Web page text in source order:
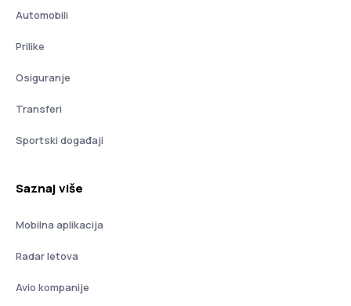
Automobili
Prilike
Osiguranje
Transferi
Sportski događaji
Saznaj više
Mobilna aplikacija
Radar letova
Avio kompanije